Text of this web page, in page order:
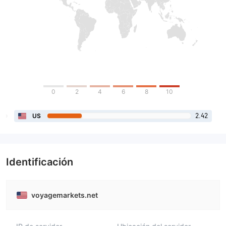
0 2 4 6 8 10
US 2.42
Identificación
voyagemarkets.net